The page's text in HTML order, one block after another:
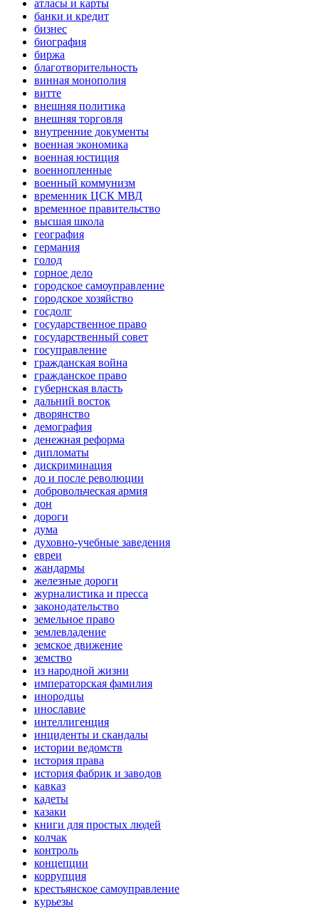
атласы и карты
банки и кредит
бизнес
биография
биржа
благотворительность
винная монополия
витте
внешняя политика
внешняя торговля
внутренние документы
военная экономика
военная юстиция
военнопленные
военный коммунизм
временник ЦСК МВД
временное правительство
высшая школа
география
германия
голод
горное дело
городское самоуправление
городское хозяйство
госдолг
государственное право
государственный совет
госуправление
гражданская война
гражданское право
губернская власть
дальний восток
дворянство
демография
денежная реформа
дипломаты
дискриминация
до и после революции
добровольческая армия
дон
дороги
дума
духовно-учебные заведения
евреи
жандармы
железные дороги
журналистика и пресса
законодательство
земельное право
землевладение
земское движение
земство
из народной жизни
императорская фамилия
инородцы
инославие
интеллигенция
инциденты и скандалы
истории ведомств
история права
история фабрик и заводов
кавказ
кадеты
казаки
книги для простых людей
колчак
контроль
концепции
коррупция
крестьянское самоуправление
курьезы